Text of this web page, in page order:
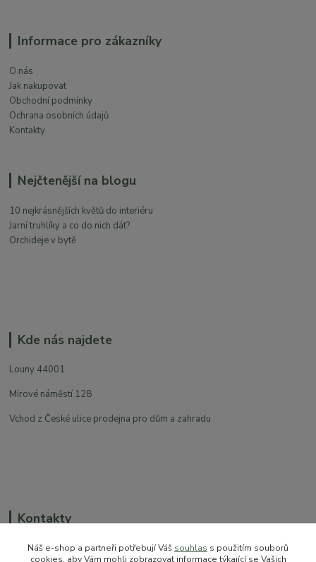
Informace pro zákazníky
O nás
Jak nakupovat
Obchodní podmínky
Ochrana osobních údajů
Kontakty
Nejčtenější na blogu
10 nejkrásnějších květů do interiéru
Jarní truhlíky a co do nich dát?
Orchideje v bytě
Kde nás najdete
Louny 44001
Mírové náměstí 128
Vchod z České ulice prodejna pro dům a zahradu
Kontakty
Náš e-shop a partneři potřebují Váš souhlas s použitím souborů
cookies, aby Vám mohli zobrazovat informace týkající se Vašich